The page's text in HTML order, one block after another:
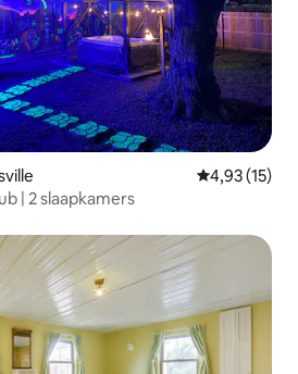
Gemiddelde
4,93 (15)
| 2 slaapkamers